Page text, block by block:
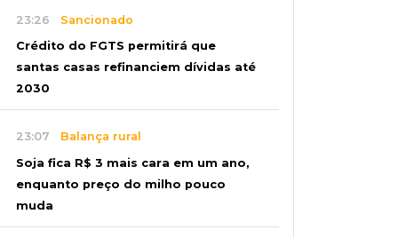
23:26 Sancionado
Crédito do FGTS permitirá que
santas casas refinanciem dívidas até
2030
23:07 Balança rural
Soja fica R$ 3 mais cara em um ano,
enquanto preço do milho pouco
muda